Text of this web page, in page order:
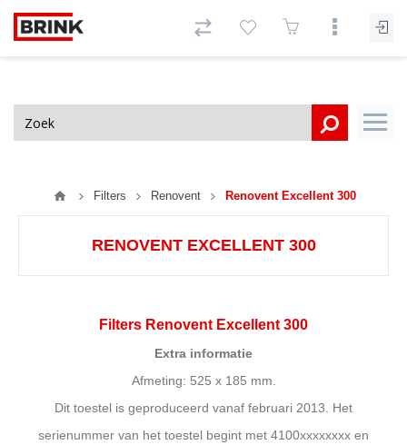
Filters Renovent Renovent Excellent 300
RENOVENT EXCELLENT 300
Filters Renovent Excellent 300
Extra informatie
Afmeting: 525 x 185 mm.
Dit toestel is geproduceerd vanaf februari 2013. Het
serienummer van het toestel begint met 4100xxxxxxxx en